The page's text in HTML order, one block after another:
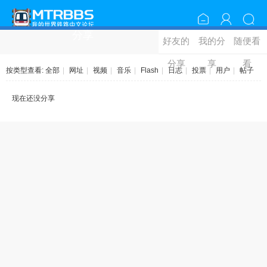
好友的
分享
我的分
享
随便看
看
按类型查看: 全部 网址 视频 音乐 Flash 日志 投票 | 用户 帖子
现在还没分享